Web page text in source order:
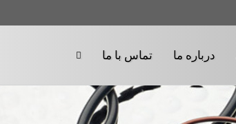
درباره ما تماس با ما